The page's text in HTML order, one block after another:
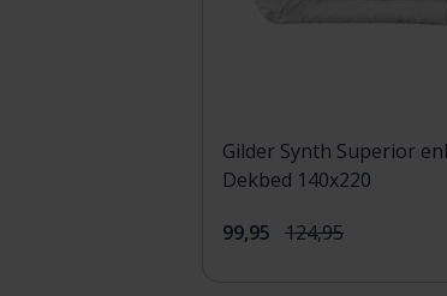
Gilder Synth Superior
Dekbed 140x220
99,95 124,95